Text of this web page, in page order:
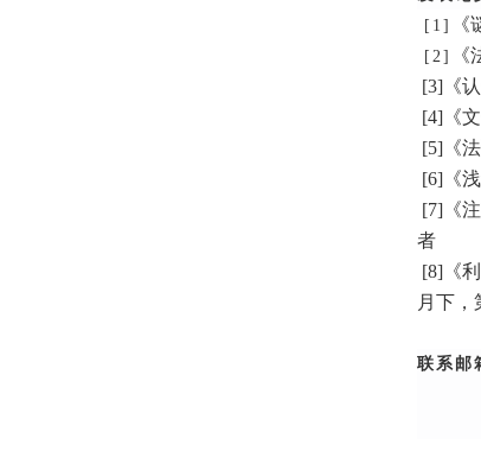
[1]
[2]
[3] 《
[4] 《
[5] 《
[6] 《
[7] 《
者
[8] 《
月下，
联系邮